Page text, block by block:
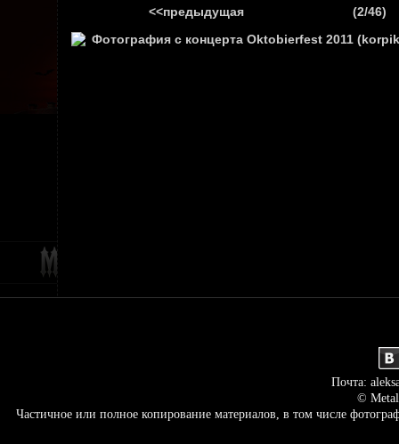
<<предыдущая (2/46)
Почта:
©
Частичное или полное копирование материалов, в том числе